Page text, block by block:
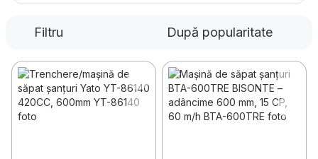
Stropitori și atomizoare
Suflante și aspiratoare pentru frunze
Filtru După popularitate